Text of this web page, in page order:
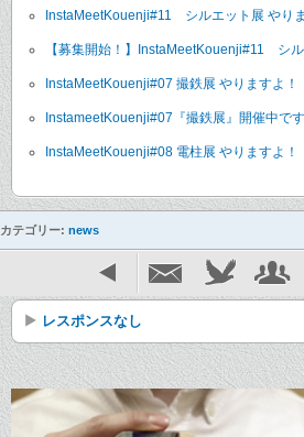
InstaMeetKouenji#11 シルエット展 やり
【募集開始！】InstaMeetKouenji#11 シ
InstaMeetKouenji#07 撮鉄展 やりますよ！
InstameetKouenji#07『撮鉄展』開催中です
InstaMeetKouenji#08 電柱展 やりますよ！
カテゴリー: news
レスポンスなし